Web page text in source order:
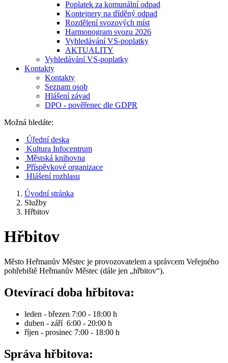
Poplatek za komunální odpad
Kontejnery na tříděný odpad
Rozdělení svozových míst
Harmonogram svozu 2026
Vyhledávání VS-poplatky
AKTUALITY
Vyhledávání VS-poplatky
Kontakty
Kontakty
Seznam osob
Hlášení závad
DPO - pověřenec dle GDPR
Možná hledáte:
Úřední deska
Kultura Infocentrum
Městská knihovna
Příspěvkové organizace
Hlášení rozhlasu
Úvodní stránka
Služby
Hřbitov
Hřbitov
Město Heřmanův Městec je provozovatelem a správcem Veřejného
pohřebiště Heřmanův Městec (dále jen „hřbitov“).
Otevírací doba hřbitova:
leden - březen 7:00 - 18:00 h
duben - září 6:00 - 20:00 h
říjen - prosinec 7:00 - 18:00 h
Správa hřbitova: